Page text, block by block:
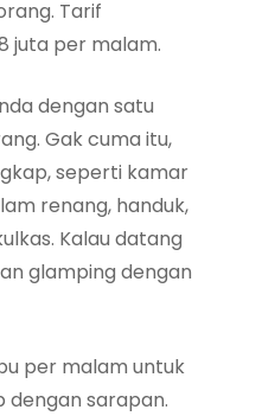
Tarif
juta per malam.
dengan satu
Gak cuma itu,
seperti kamar
renang, handuk,
Kalau datang
glamping dengan
per malam untuk
dengan sarapan.